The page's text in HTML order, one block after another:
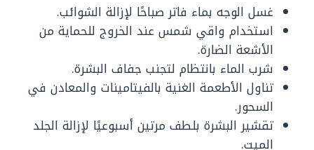
غسل الوجه بماء فاتر صباحًا لإزالة الشوائب.
استخدام واقي شمس عند الخروج للحماية من
الأشعة الضارة.
شرب الماء بانتظام لتجنب جفاف البشرة.
تناول الأطعمة الغنية بالفيتامينات والمعادن في
السحور.
تقشير البشرة بلطف مرتين أسبوعيًا لإزالة الجلد
الميت.